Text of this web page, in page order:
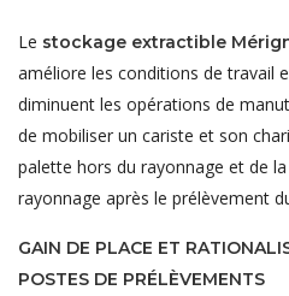
Le stockage extractible
améliore les conditions de travail
diminuent les opérations de
de mobiliser un cariste et son
palette hors du rayonnage et de
rayonnage après le prélèvement
GAIN DE PLACE ET
POSTES DE PRÉLÈVEMENTS